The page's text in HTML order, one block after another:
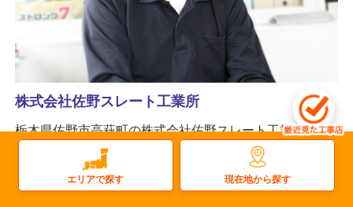
株式会社佐野スレート工業所
栃木県佐野市高萩町の株式会社佐野スレート工業所は、
瓦や金属屋根（ガルバリウム鋼板屋根）などの屋根工
事、外壁工事、雨樋修理など外装工事全般を手掛ける工
事店です。塗装や防水工事など窓口となって対応できる
エリアで探す 現在地から探す